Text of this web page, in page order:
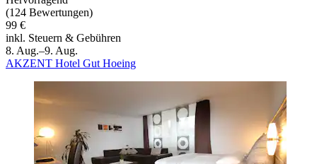
(124 Bewertungen)
99 €
inkl. Steuern & Gebühren
8. Aug.–9. Aug.
AKZENT Hotel Gut Hoeing